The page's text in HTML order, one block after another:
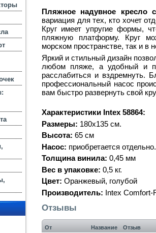
Пляжное надувное кресло
вариация для тех, кто хочет
Круг имеет упругие формы,
пляжную платформу. Круг
морском пространстве, так и в
Яркий и стильный дизайн
любом пляже, а удобный и
расслабиться и вздремнуть.
профессиональный насос
вам быстро развернуть свой
Характеристики Intex 58864:
Размеры: 180х135 см.
Высота: 65 см
Насос: приобретается отдельно.
Толщина винила: 0,45 мм
Вес в упаковке: 0,5 кг.
Цвет: Оранжевый, голубой
Производитель: Intex Comfort-
Отзывы
От Название Отзыв